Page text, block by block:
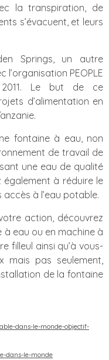
la transpiration, de
s’évacuent, et leurs
Springs, un autre
PEOPLE
2011. Le but de ce
d’alimentation en
fontaine à eau, non
de travail de
une eau de qualité
à réduire le
à l’eau potable.
action, découvrez
eau ou en machine à
filleul ainsi qu’à vous-
mais pas seulement,
de la fontaine
dans-le-monde-objectif-
dans-le-monde